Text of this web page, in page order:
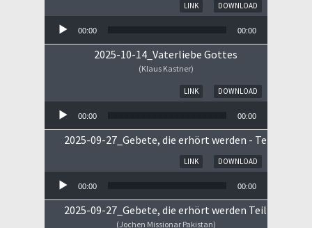
DOWNLOAD
LINK
00:00 00:00
2025-10-14_Vaterliebe Gottes
(Klaus Kastner)
DOWNLOAD
LINK
00:00 00:00
2025-09-27_Gebete, die erhört werden - Teil II
DOWNLOAD
LINK
00:00 00:00
2025-09-27_Gebete, die erhört werden Teil I
(Jochen Missionar Pakistan)